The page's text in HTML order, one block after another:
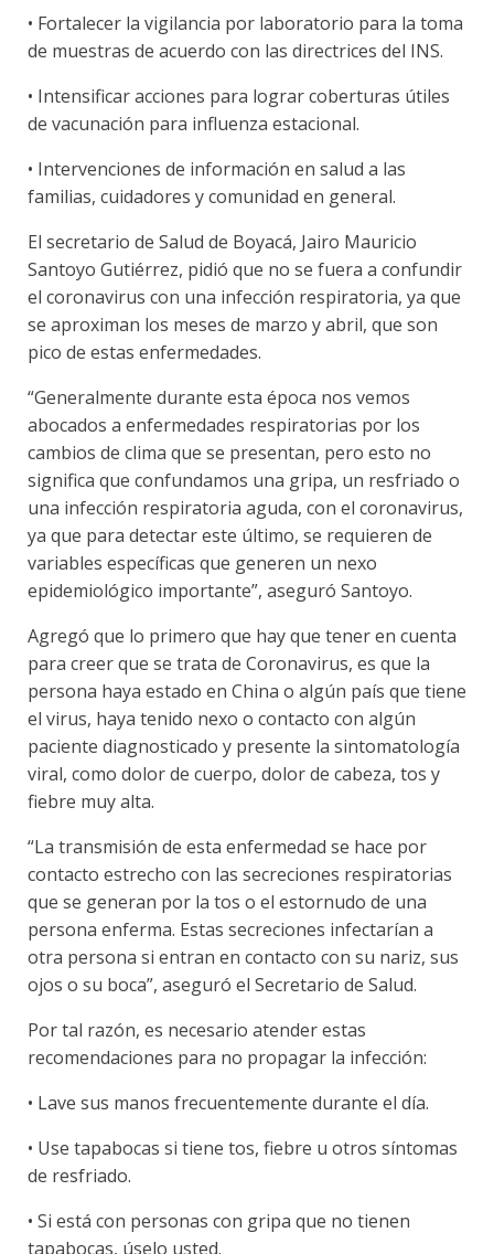
• Fortalecer la vigilancia por laboratorio para la toma
de muestras de acuerdo con las directrices del INS.
• Intensificar acciones para lograr coberturas útiles
de vacunación para influenza estacional.
• Intervenciones de información en salud a las
familias, cuidadores y comunidad en general.
El secretario de Salud de Boyacá, Jairo Mauricio
Santoyo Gutiérrez, pidió que no se fuera a confundir
el coronavirus con una infección respiratoria, ya que
se aproximan los meses de marzo y abril, que son
pico de estas enfermedades.
“Generalmente durante esta época nos vemos
abocados a enfermedades respiratorias por los
cambios de clima que se presentan, pero esto no
significa que confundamos una gripa, un resfriado o
una infección respiratoria aguda, con el coronavirus,
ya que para detectar este último, se requieren de
variables específicas que generen un nexo
epidemiológico importante”, aseguró Santoyo.
Agregó que lo primero que hay que tener en cuenta
para creer que se trata de Coronavirus, es que la
persona haya estado en China o algún país que tiene
el virus, haya tenido nexo o contacto con algún
paciente diagnosticado y presente la sintomatología
viral, como dolor de cuerpo, dolor de cabeza, tos y
fiebre muy alta.
“La transmisión de esta enfermedad se hace por
contacto estrecho con las secreciones respiratorias
que se generan por la tos o el estornudo de una
persona enferma. Estas secreciones infectarían a
otra persona si entran en contacto con su nariz, sus
ojos o su boca”, aseguró el Secretario de Salud.
Por tal razón, es necesario atender estas
recomendaciones para no propagar la infección:
• Lave sus manos frecuentemente durante el día.
• Use tapabocas si tiene tos, fiebre u otros síntomas
de resfriado.
• Si está con personas con gripa que no tienen
tapabocas, úselo usted.